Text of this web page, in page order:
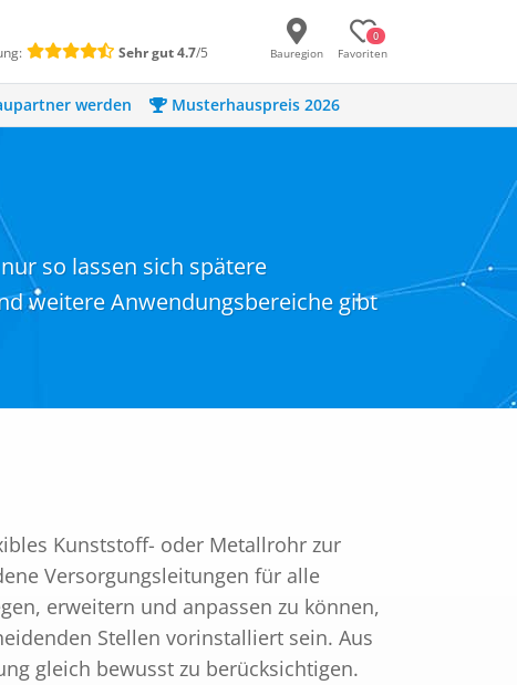
Sehr gut4.7/5 Bauregion
0
Favoriten
werden Musterhauspreis 2026
so lassen sich spätere
weitere Anwendungsbereiche gibt
Kunststoff- oder Metallrohr zur
Versorgungsleitungen für alle
erweitern und anpassen zu können,
Stellen vorinstalliert sein. Aus
gleich bewusst zu berücksichtigen.